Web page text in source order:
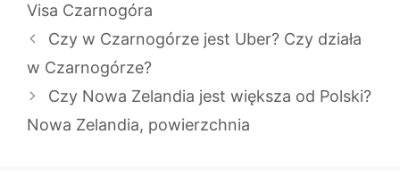
Visa Czarnogóra
Czy w Czarnogórze jest Uber? Czy działa
w Czarnogórze?
Czy Nowa Zelandia jest większa od Polski?
Nowa Zelandia, powierzchnia